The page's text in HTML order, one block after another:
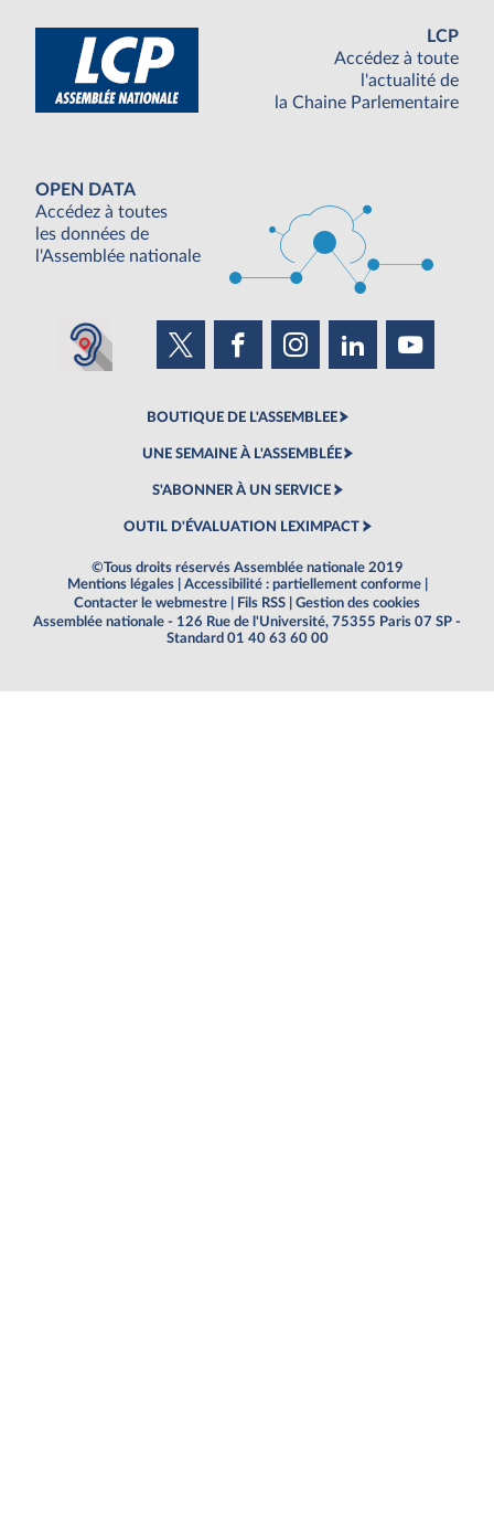
LCP
Accédez à toute
l'actualité de
la Chaine Parlementaire
OPEN DATA
Accédez à toutes
les données de
l'Assemblée nationale
BOUTIQUE DE L'ASSEMBLEE
UNE SEMAINE À L'ASSEMBLÉE
S'ABONNER À UN SERVICE
OUTIL D'ÉVALUATION LEXIMPACT
©Tous droits réservés Assemblée nationale 2019
Mentions légales
Accessibilité : partiellement conforme
Contacter le webmestre
Fils RSS
Gestion des cookies
Assemblée nationale - 126 Rue de l'Université, 75355 Paris 07 SP -
Standard 01 40 63 60 00